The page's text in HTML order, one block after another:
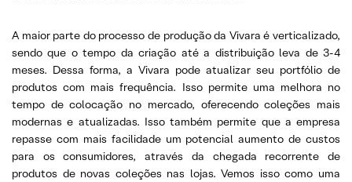
A maior parte do processo de produção da Vivara é verticalizado,
sendo que o tempo da criação até a distribuição leva de 3-4
meses. Dessa forma, a Vivara pode atualizar seu portfólio de
produtos com mais frequência. Isso permite uma melhora no
tempo de colocação no mercado, oferecendo coleções mais
modernas e atualizadas. Isso também permite que a empresa
repasse com mais facilidade um potencial aumento de custos
para os consumidores, através da chegada recorrente de
produtos de novas coleções nas lojas. Vemos isso como uma